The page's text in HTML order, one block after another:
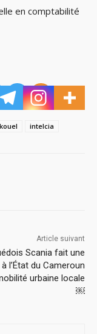
en comptabilité
intelcia
Article suivant
Scania fait une
l’État du Cameroun
urbaine locale
￼